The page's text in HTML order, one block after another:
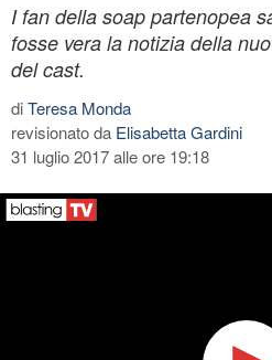
I fan della soap partenopea
fosse vera la notizia della
del cast.
diTeresa Monda
revisionato da Elisabetta Gardini
31 luglio 2017 alle ore 19:18